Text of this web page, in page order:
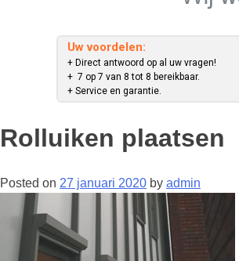
Uw voordelen:
+ Direct antwoord op al uw vragen!
+ 7 op 7 van 8 tot 8 bereikbaar.
+ Service en garantie.
Rolluiken plaatsen
Posted on 27 januari 2020 by admin